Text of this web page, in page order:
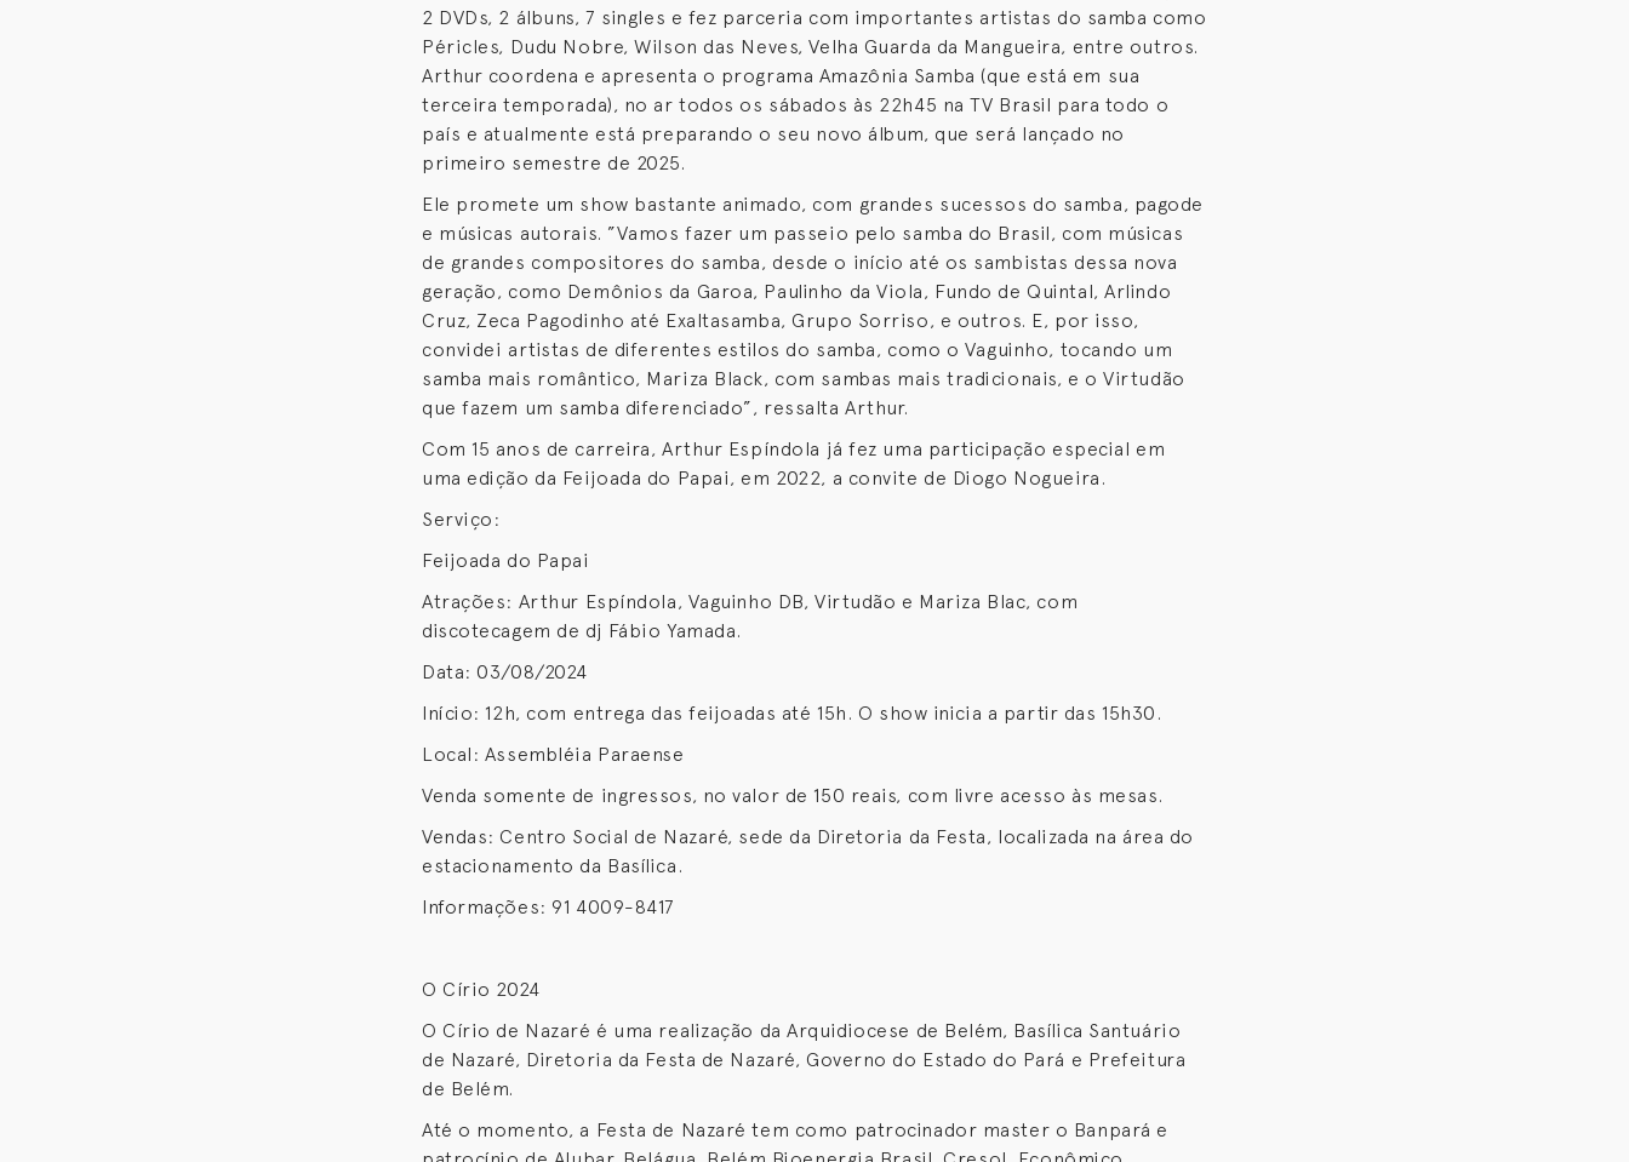
2 DVDs, 2 álbuns, 7 singles e fez parceria com importantes artistas do samba como
Péricles, Dudu Nobre, Wilson das Neves, Velha Guarda da Mangueira, entre outros.
Arthur coordena e apresenta o programa Amazônia Samba (que está em sua
terceira temporada), no ar todos os sábados às 22h45 na TV Brasil para todo o
país e atualmente está preparando o seu novo álbum, que será lançado no
primeiro semestre de 2025.
Ele promete um show bastante animado, com grandes sucessos do samba, pagode
e músicas autorais. ”Vamos fazer um passeio pelo samba do Brasil, com músicas
de grandes compositores do samba, desde o início até os sambistas dessa nova
geração, como Demônios da Garoa, Paulinho da Viola, Fundo de Quintal, Arlindo
Cruz, Zeca Pagodinho até Exaltasamba, Grupo Sorriso, e outros. E, por isso,
convidei artistas de diferentes estilos do samba, como o Vaguinho, tocando um
samba mais romântico, Mariza Black, com sambas mais tradicionais, e o Virtudão
que fazem um samba diferenciado”, ressalta Arthur.
Com 15 anos de carreira, Arthur Espíndola já fez uma participação especial em
uma edição da Feijoada do Papai, em 2022, a convite de Diogo Nogueira.
Serviço:
Feijoada do Papai
Atrações: Arthur Espíndola, Vaguinho DB, Virtudão e Mariza Blac, com
discotecagem de dj Fábio Yamada.
Data: 03/08/2024
Início: 12h, com entrega das feijoadas até 15h. O show inicia a partir das 15h30.
Local: Assembléia Paraense
Venda somente de ingressos, no valor de 150 reais, com livre acesso às mesas.
Vendas: Centro Social de Nazaré, sede da Diretoria da Festa, localizada na área do
estacionamento da Basílica.
Informações: 91 4009-8417
O Círio 2024
O Círio de Nazaré é uma realização da Arquidiocese de Belém, Basílica Santuário
de Nazaré, Diretoria da Festa de Nazaré, Governo do Estado do Pará e Prefeitura
de Belém.
Até o momento, a Festa de Nazaré tem como patrocinador master o Banpará e